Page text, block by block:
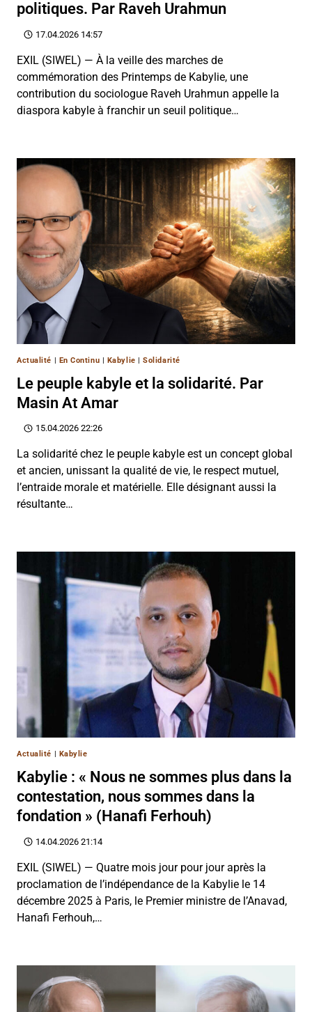
politiques. Par Raveh Urahmun
17.04.2026 14:57
EXIL (SIWEL) — À la veille des marches de
commémoration des Printemps de Kabylie, une
contribution du sociologue Raveh Urahmun appelle la
diaspora kabyle à franchir un seuil politique…
Actualité | En Continu | Kabylie |Solidarité
Le peuple kabyle et la solidarité. Par
Masin At Amar
15.04.2026 22:26
La solidarité chez le peuple kabyle est un concept global
et ancien, unissant la qualité de vie, le respect mutuel,
l’entraide morale et matérielle. Elle désignant aussi la
résultante…
Actualité Kabylie
Kabylie : « Nous ne sommes plus dans la
contestation, nous sommes dans la
fondation » (Hanafi Ferhouh)
14.04.2026 21:14
EXIL (SIWEL) — Quatre mois jour pour jour après la
proclamation de l’indépendance de la Kabylie le 14
décembre 2025 à Paris, le Premier ministre de l’Anavad,
Hanafi Ferhouh,…